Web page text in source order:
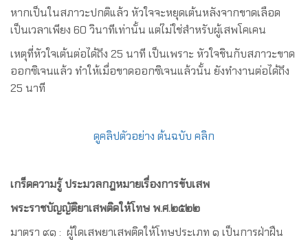
หากเป็นในสภาวะปกติแล้ว หัวใจจะหยุดเต้นหลังจากขาดเลือด
เป็นเวลาเพียง 60 วินาทีเท่านั้น แต่ไม่ใช่สำหรับผู้เสพโคเคน
เหตุที่หัวใจเต้นต่อได้ถึง 25 นาที เป็นเพราะ หัวใจชินกับสภาวะขาด
ออกซิเจนแล้ว ทำให้เมื่อขาดออกซิเจนแล้วนั้น ยังทำงานต่อได้ถึง
25 นาที
ดูคลิปตัวอย่าง ต้นฉบับ คลิก
เกร็ดความรู้ ประมวลกฎหมายเรื่องการขับเสพ
พระราชบัญญัติยาเสพติดให้โทษพ.ศ.๒๕๒๒
มาตรา ๙๑ : ผู้ใดเสพยาเสพติดให้โทษประเภท ๑ เป็นการฝ่าฝืน